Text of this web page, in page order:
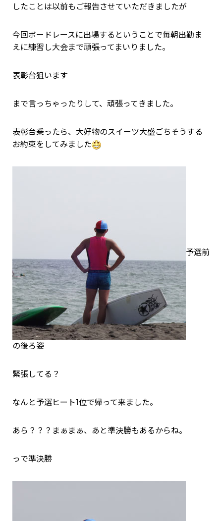
したことは以前もご報告させていただきましたが
今回ボードレースに出場するということで毎朝出勤ま
えに練習し大会まで頑張ってまいりました。
表彰台狙います
まで言っちゃったりして、頑張ってきました。
表彰台乗ったら、大好物のスイーツ大盛ごちそうする
お約束をしてみました
予選前
の後ろ姿
緊張してる？
なんと予選ヒート1位で帰って来ました。
あら？？？まぁまぁ、あと準決勝もあるからね。
っで準決勝